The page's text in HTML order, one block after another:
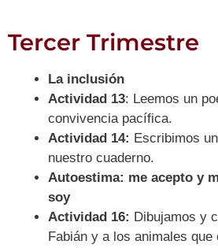
Tercer Trimestre
La inclusión
Actividad 13: Leemos un
convivencia pacífica.
Actividad 14: Escribimos
nuestro cuaderno.
Autoestima: me acepto y
soy
Actividad 16: Dibujamos y
Fabián y a los animales